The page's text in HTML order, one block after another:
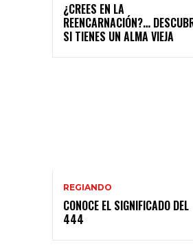
¿CREES EN LA
REENCARNACIÓN?…
SI TIENES UN ALMA VIEJA
REGIANDO
CONOCE EL SIGNIFICADO DEL
444